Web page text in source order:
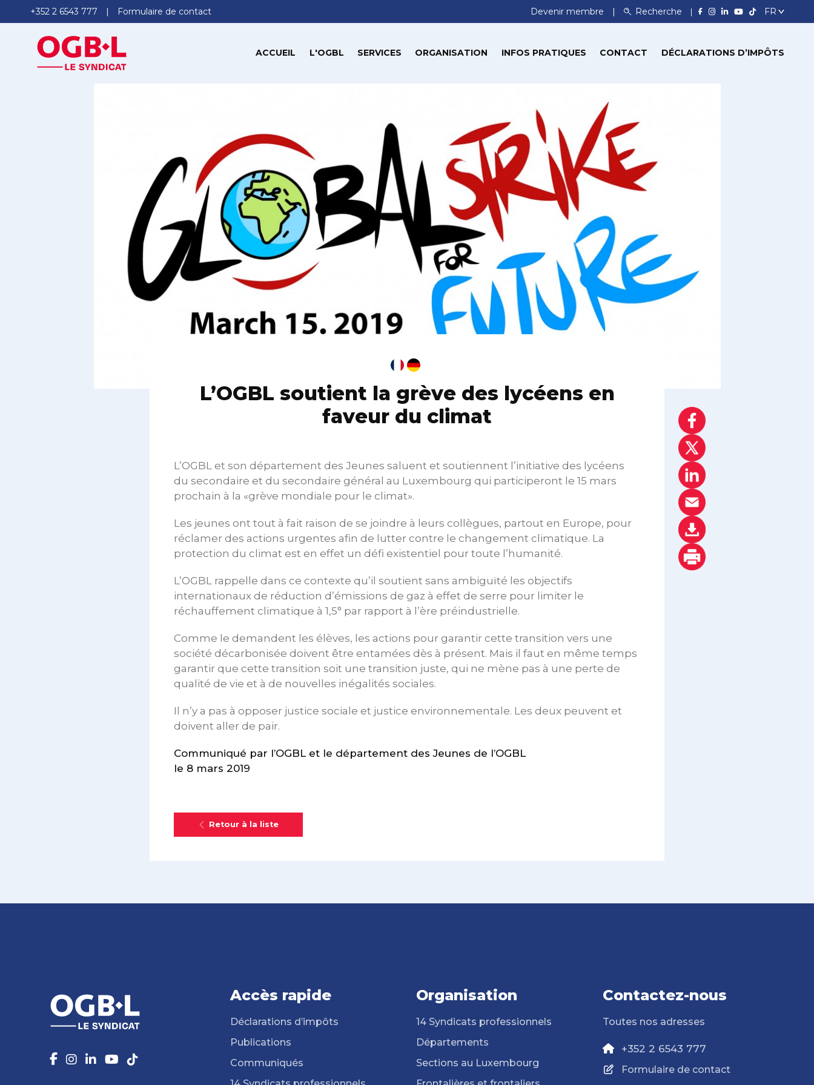
+352 2 6543 777 Formulaire de contact Devenir membre Recherche
ACCUEIL L'OGBL SERVICES ORGANISATION INFOS PRATIQUES CONTACT DÉCLARATIONS D’IMPÔTS
L’OGBL soutient la grève des lycéens en
faveur du climat
L’OGBL et son département des Jeunes saluent et soutiennent l’initiative des lycéens
du secondaire et du secondaire général au Luxembourg qui participeront le 15 mars
prochain à la «grève mondiale pour le climat».
Les jeunes ont tout à fait raison de se joindre à leurs collègues, partout en Europe, pour
réclamer des actions urgentes afin de lutter contre le changement climatique. La
protection du climat est en effet un défi existentiel pour toute l’humanité.
L’OGBL rappelle dans ce contexte qu’il soutient sans ambiguïté les objectifs
internationaux de réduction d’émissions de gaz à effet de serre pour limiter le
réchauffement climatique à 1,5° par rapport à l’ère préindustrielle.
Comme le demandent les élèves, les actions pour garantir cette transition vers une
société décarbonisée doivent être entamées dès à présent. Mais il faut en même temps
garantir que cette transition soit une transition juste, qui ne mène pas à une perte de
qualité de vie et à de nouvelles inégalités sociales.
Il n’y a pas à opposer justice sociale et justice environnementale. Les deux peuvent et
doivent aller de pair.
Communiqué par l’OGBL et le département des Jeunes de l’OGBL
le 8 mars 2019
Retour à la liste
Accès rapide
Déclarations d’impôts
Publications
Communiqués
Organisation
14 Syndicats professionnels
Départements
Sections au Luxembourg
Contactez-nous
Toutes nos adresses
+352 2 6543 777
Formulaire de contact